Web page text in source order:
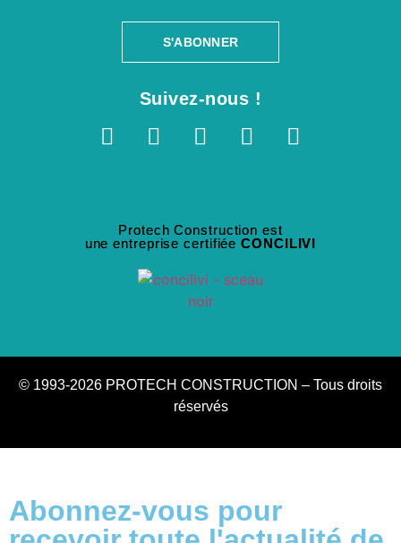
S'ABONNER
Suivez-nous !
Protech Construction est
une entreprise certifiéeCONCILIVI
© 1993-2026 PROTECH CONSTRUCTION – Tous droits
réservés
Abonnez-vous pour